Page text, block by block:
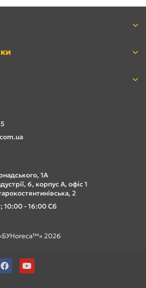
1А
6, корпус А, офіс 1
2
10:00 - 16:00 Сб
2026